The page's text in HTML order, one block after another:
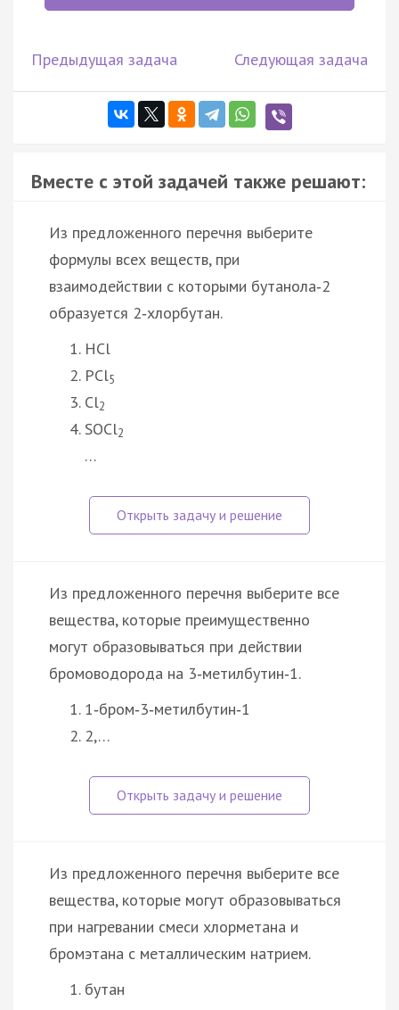
Предыдущая задача Следующая задача
Вместе с этой задачей также решают:
Из предложенного перечня выберите
формулы всех веществ, при
взаимодействии с которыми бутанола‑2
образуется 2‑хлорбутан.
HCl
PCl5
Cl2
SOCl2
…
Из предложенного перечня выберите все
вещества, которые преимущественно
могут образовываться при действии
бромоводорода на 3‑метилбутин‑1.
1‑бром‑3‑метилбутин‑1
2,…
Из предложенного перечня выберите все
вещества, которые могут образовываться
при нагревании смеси хлорметана и
бромэтана с металлическим натрием.
бутан